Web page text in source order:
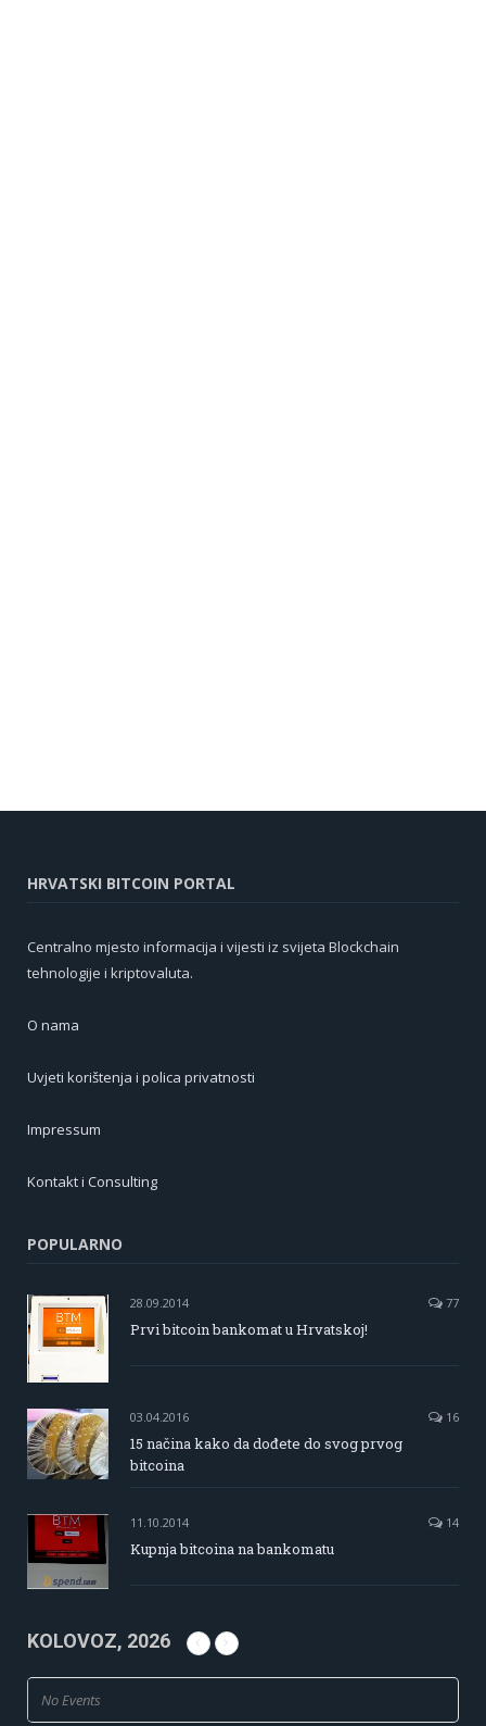
HRVATSKI BITCOIN PORTAL
Centralno mjesto informacija i vijesti iz svijeta Blockchain
tehnologije i kriptovaluta.
O nama
Uvjeti korištenja i polica privatnosti
Impressum
Kontakt i Consulting
POPULARNO
28.09.2014 77
Prvi bitcoin bankomat u Hrvatskoj!
03.04.2016 16
15 načina kako da dođete do svog prvog
bitcoina
11.10.2014 14
Kupnja bitcoina na bankomatu
KOLOVOZ, 2026
No Events